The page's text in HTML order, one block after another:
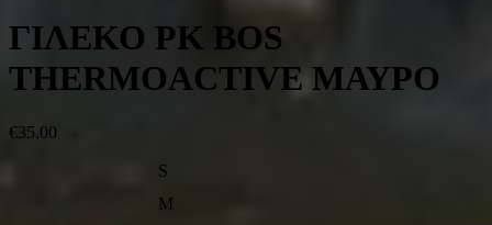
ΓΙΛΕΚΟ PK BOS
THERMOACTIVE ΜΑΥΡΟ
€35.00
S
M